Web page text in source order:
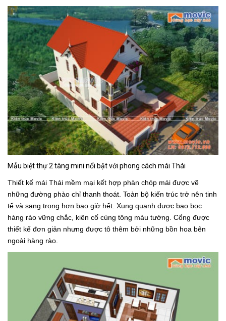
Mẫu biệt thự 2 tàng mini nổi bật với phong cách mái Thái
Thiết kế mái Thái mềm mại kết hợp phàn chóp mái được vẽ
những đường phào chỉ thanh thoát. Toàn bộ kiến trúc trở nên tinh
tế và sang trọng hơn bao giờ hết. Xung quanh được bao bọc
hàng rào vững chắc, kiên cố cùng tông màu tường. Cổng được
thiết kế đơn giản nhưng được tô thêm bởi những bồn hoa bên
ngoài hàng rào.